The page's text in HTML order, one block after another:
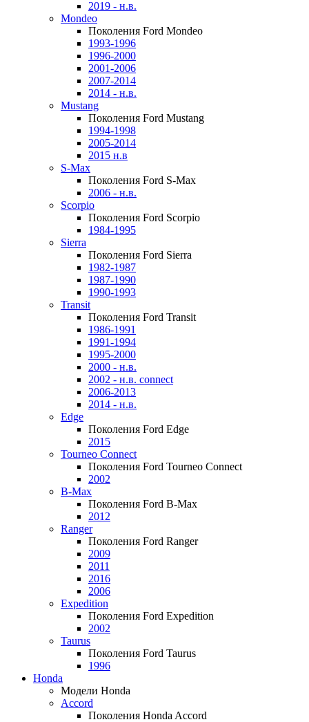
2019 - н.в.
Mondeo
Поколения Ford Mondeo
1993-1996
1996-2000
2001-2006
2007-2014
2014 - н.в.
Mustang
Поколения Ford Mustang
1994-1998
2005-2014
2015 н.в
S-Max
Поколения Ford S-Max
2006 - н.в.
Scorpio
Поколения Ford Scorpio
1984-1995
Sierra
Поколения Ford Sierra
1982-1987
1987-1990
1990-1993
Transit
Поколения Ford Transit
1986-1991
1991-1994
1995-2000
2000 - н.в.
2002 - н.в. connect
2006-2013
2014 - н.в.
Edge
Поколения Ford Edge
2015
Tourneo Connect
Поколения Ford Tourneo Connect
2002
B-Max
Поколения Ford B-Max
2012
Ranger
Поколения Ford Ranger
2009
2011
2016
2006
Expedition
Поколения Ford Expedition
2002
Taurus
Поколения Ford Taurus
1996
Honda
Модели Honda
Accord
Поколения Honda Accord